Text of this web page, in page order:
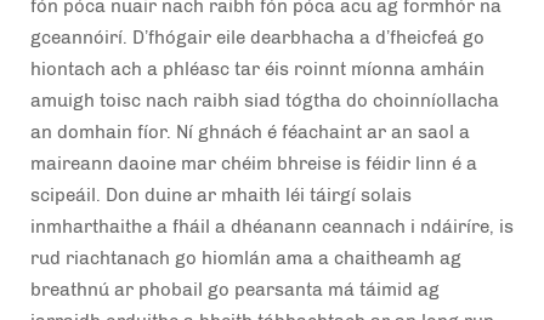
fón póca nuair nach raibh fón póca acu ag formhór na
gceannóirí. D’fhógair eile dearbhacha a d’fheicfeá go
hiontach ach a phléasc tar éis roinnt míonna amháin
amuigh toisc nach raibh siad tógtha do choinníollacha
an domhain fíor. Ní ghnách é féachaint ar an saol a
maireann daoine mar chéim bhreise is féidir linn é a
scipeáil. Don duine ar mhaith léi táirgí solais
inmharthaithe a fháil a dhéanann ceannach i ndáiríre, is
rud riachtanach go hiomlán ama a chaitheamh ag
breathnú ar phobail go pearsanta má táimid ag